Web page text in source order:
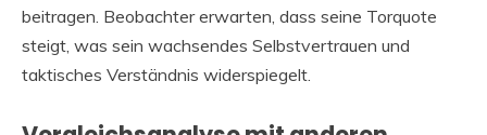
beitragen. Beobachter erwarten, dass seine Torquote
steigt, was sein wachsendes Selbstvertrauen und
taktisches Verständnis widerspiegelt.